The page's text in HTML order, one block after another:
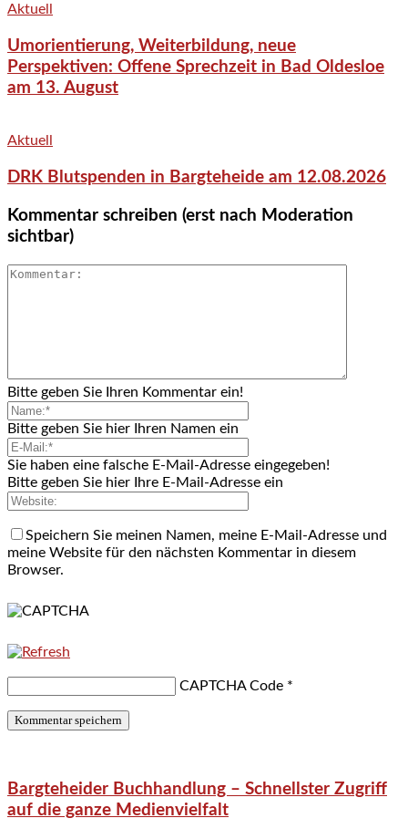
Aktuell
Umorientierung, Weiterbildung, neue
Perspektiven: Offene Sprechzeit in Bad Oldesloe
am 13. August
Aktuell
DRK Blutspenden in Bargteheide am 12.08.2026
Kommentar schreiben (erst nach Moderation
sichtbar)
Bitte geben Sie Ihren Kommentar ein!
Bitte geben Sie hier Ihren Namen ein
Sie haben eine falsche E-Mail-Adresse eingegeben!
Bitte geben Sie hier Ihre E-Mail-Adresse ein
Speichern Sie meinen Namen, meine E-Mail-Adresse und
meine Website für den nächsten Kommentar in diesem
Browser.
CAPTCHA Code *
Bargteheider Buchhandlung – Schnellster Zugriff
auf die ganze Medienvielfalt